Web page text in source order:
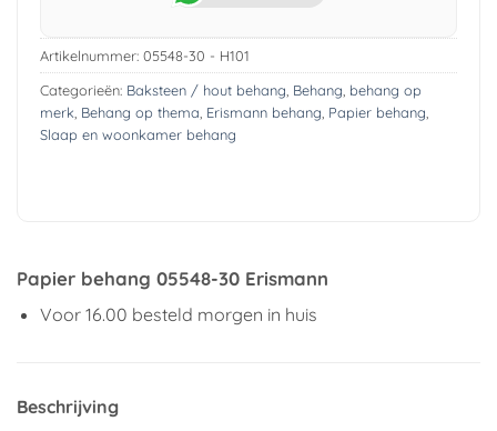
Artikelnummer: 05548-30 - H101
Categorieën: Baksteen / hout behang Behang behang op
merk Behang op thema Erismann behang Papier behang
Slaap en woonkamer behang
Papier behang 05548-30 Erismann
Voor 16.00 besteld morgen in huis
Beschrijving